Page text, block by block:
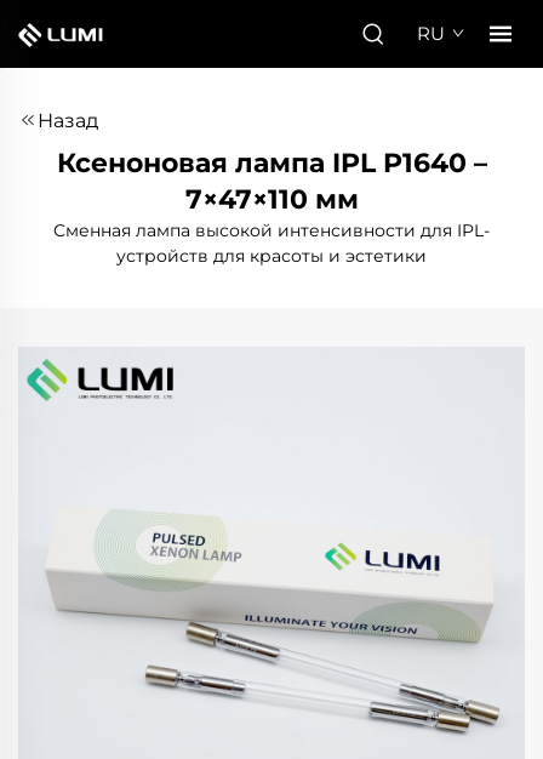
RU
Назад
Ксеноновая лампа IPL P1640 –
7×47×110 мм
Сменная лампа высокой интенсивности для IPL-
устройств для красоты и эстетики